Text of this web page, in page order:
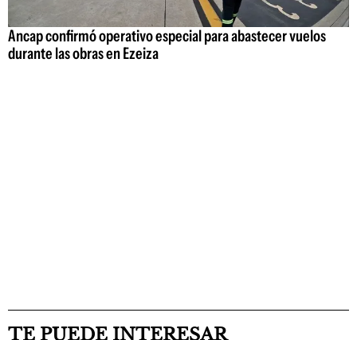
Ancap confirmó operativo especial para abastecer vuelos
durante las obras en Ezeiza
TE PUEDE INTERESAR